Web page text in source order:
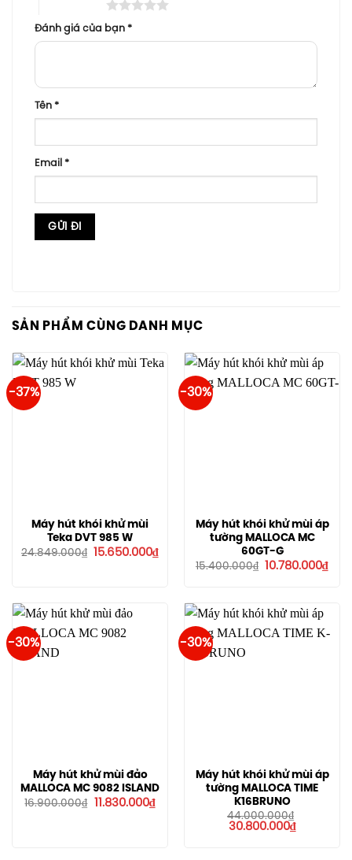
Đánh giá của bạn *
Tên *
Email *
SẢN PHẨM CÙNG DANH MỤC
-37%
Máy hút khói khử mùi
Teka DVT 985 W
24.849.000₫ Giá
15.650.000₫Giá
hiện
-30%
Máy hút khói khử mùi áp
tường MALLOCA MC
60GT-G
15.400.000₫ Giá
10.780.000₫Giá
hiện
-30%
Máy hút khử mùi đảo
MALLOCA MC 9082 ISLAND
16.900.000₫
Giá
11.830.000₫Giá
hiện
-30%
Máy hút khói khử mùi áp
tường MALLOCA TIME
K16BRUNO
44.000.000₫
Giá
30.800.000₫Giá
hiện